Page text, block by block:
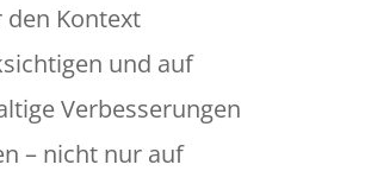
den Kontext
und auf
Verbesserungen
– nicht nur auf